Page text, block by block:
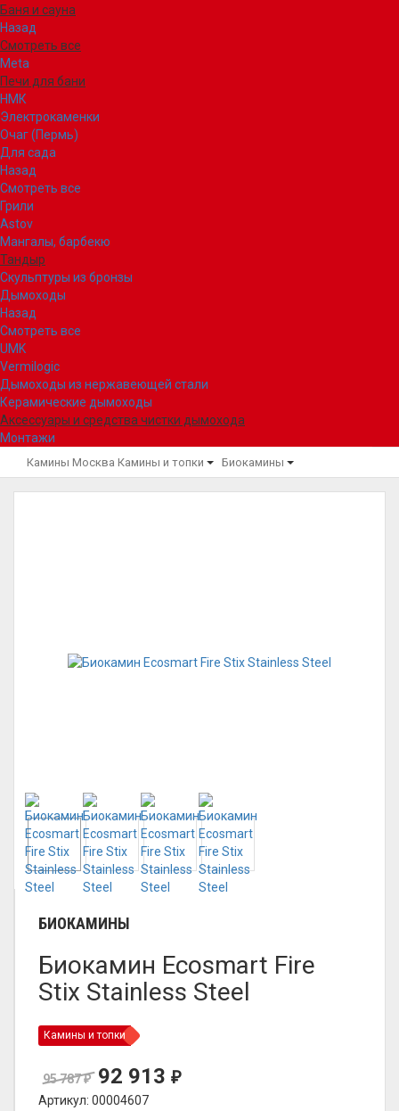
Баня и сауна
Назад
Смотреть все
Meta
Печи для бани
НМК
Электрокаменки
Очаг (Пермь)
Для сада
Назад
Смотреть все
Грили
Astov
Мангалы, барбекю
Тандыр
Скульптуры из бронзы
Дымоходы
Назад
Смотреть все
UMK
Vermilogic
Дымоходы из нержавеющей стали
Керамические дымоходы
Аксессуары и средства чистки дымохода
Монтажи
Камины Москва Камины и топки Биокамины
БИОКАМИНЫ
Биокамин Ecosmart Fire
Stix Stainless Steel
Камины и топки
95 787₽ 92 913 ₽
Артикул: 00004607